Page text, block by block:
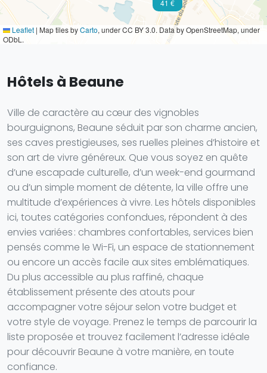
41 €
Leaflet | Map tiles byCarto, under CC BY 3.0. Data by OpenStreetMap, under
ODbL.
Hôtels à Beaune
Ville de caractère au cœur des vignobles
bourguignons, Beaune séduit par son charme ancien,
ses caves prestigieuses, ses ruelles pleines d’histoire et
son art de vivre généreux. Que vous soyez en quête
d’une escapade culturelle, d’un week-end gourmand
ou d’un simple moment de détente, la ville offre une
multitude d’expériences à vivre. Les hôtels disponibles
ici, toutes catégories confondues, répondent à des
envies variées : chambres confortables, services bien
pensés comme le Wi-Fi, un espace de stationnement
ou encore un accès facile aux sites emblématiques.
Du plus accessible au plus raffiné, chaque
établissement présente des atouts pour
accompagner votre séjour selon votre budget et
votre style de voyage. Prenez le temps de parcourir la
liste proposée et trouvez facilement l’adresse idéale
pour découvrir Beaune à votre manière, en toute
confiance.